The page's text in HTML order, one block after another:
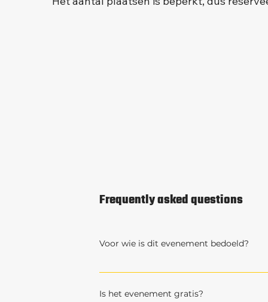
Frequently asked questions
Voor wie is dit evenement bedoeld?
Dataprofessionals, technici, analisten
Is het evenement gratis?